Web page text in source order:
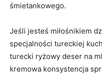
śmietankowego.
Jeśli jesteś miłośnikiem
specjalności tureckiej
turecki⁢ ryżowy deser na
kremowa⁤ konsystencja